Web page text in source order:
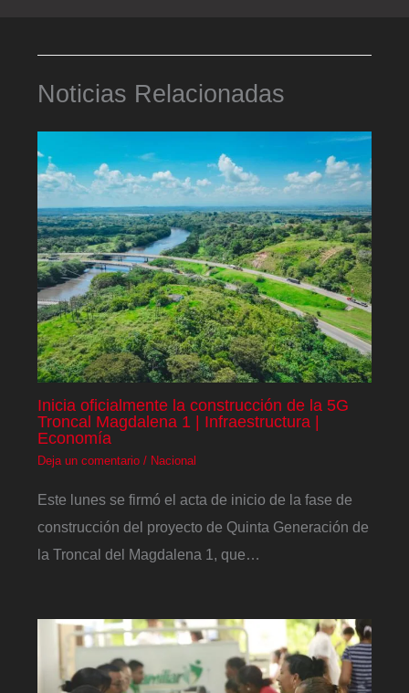
Noticias Relacionadas
Inicia oficialmente la construcción de la 5G
Troncal Magdalena 1 | Infraestructura |
Economía
Deja un comentario / Nacional
Este lunes se firmó el acta de inicio de la fase de
construcción del proyecto de Quinta Generación de
la Troncal del Magdalena 1, que…